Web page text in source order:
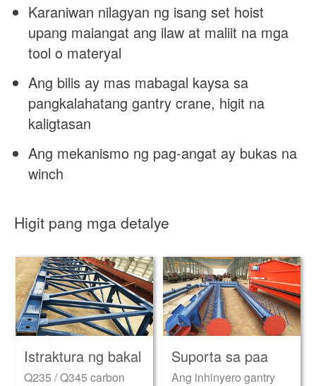
Karaniwan nilagyan ng isang set hoist
upang maiangat ang ilaw at maliit na mga
tool o materyal
Ang bilis ay mas mabagal kaysa sa
pangkalahatang gantry crane, higit na
kaligtasan
Ang mekanismo ng pag-angat ay bukas na
winch
Higit pang mga detalye
Istraktura ng bakal
Q235 / Q345 carbon
Suporta sa paa
Ang inhinyero gantry